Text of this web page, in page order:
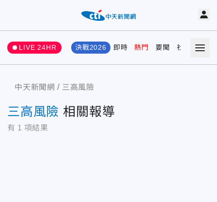
LIVE 24HR 決戰2026 即時 熱門 要聞 社會 娛樂
中天新聞網 三高風險
三高風險 相關報導
有 1 項結果